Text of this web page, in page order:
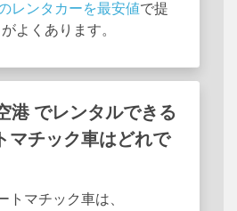
レンタカーを最安値で提
よくあります。
港 でレンタルできる
マチック車はどれで
トマチック車は、